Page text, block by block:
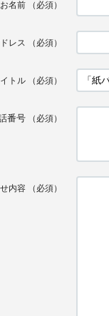
お名前 （必須）
レス （必須）
トル （必須）
番号 （必須）
内容 （必須）